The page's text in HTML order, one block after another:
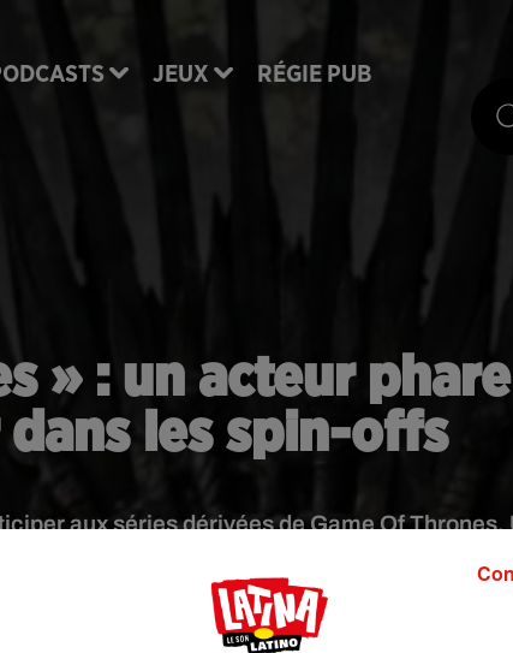
JEUX RÉGIE PUB
» : un acteur phare
les spin-offs
aux séries dérivées de Game Of Thrones.